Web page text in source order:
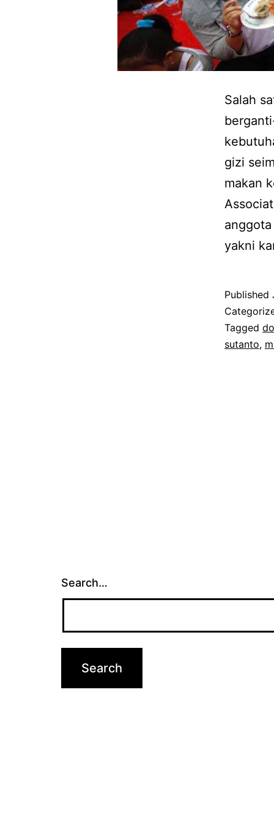
Salah
gizi
makan
yakni
Published
Tagged
sutanto,
Search…